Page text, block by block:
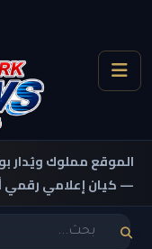
الموقع مملوك ويُدار
— كيان إعلامي